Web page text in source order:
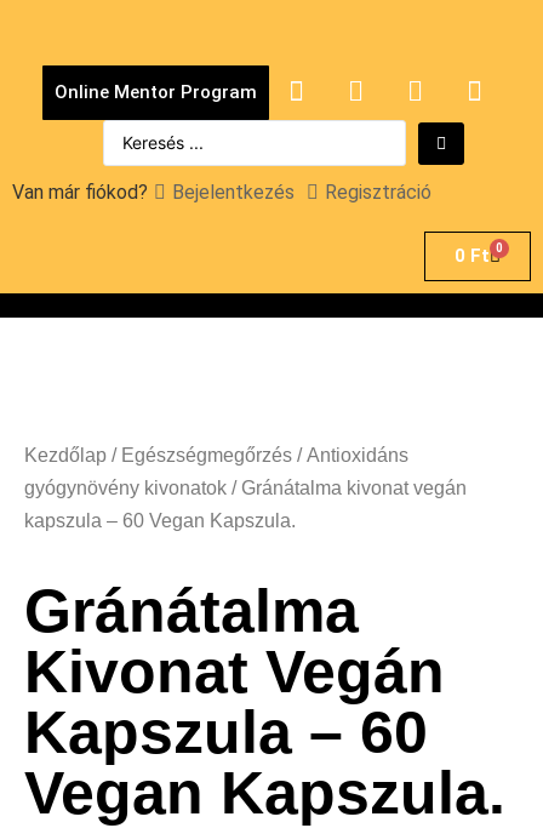
Online Mentor Program
Van már fiókod? Bejelentkezés Regisztráció
0 Ft 0
Kezdőlap / Egészségmegőrzés /Antioxidáns
gyógynövény kivonatok / Gránátalma kivonat vegán
kapszula – 60 Vegan Kapszula.
Gránátalma
Kivonat Vegán
Kapszula – 60
Vegan Kapszula.